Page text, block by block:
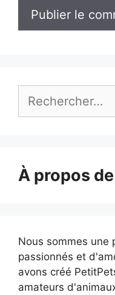
À propos
Nous sommes une
passionnés et
avons créé
amateurs